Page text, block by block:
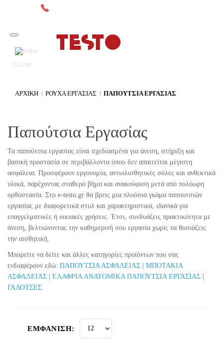
ΚΑΛΑΘΙ
0
ΑΡΧΙΚΉ ΡΟΥΧΑ ΕΡΓΑΣΙΑΣ ΠΑΠΟΎΤΣΙΑ ΕΡΓΑΣΊΑΣ
Παπούτσια Εργασίας
Τα παπούτσια εργασίας είναι σχεδιασμένα για άνεση, στήριξη και
βασική προστασία σε περιβάλλοντα όπου δεν απαιτείται μέγιστη
ασφάλεια. Προσφέρουν εργονομία, αντιολισθητικές σόλες και ανθεκτικά
υλικά, παρέχοντας σταθερό βήμα και ανακούφιση μετά από πολύωρη
ορθοστασία. Στο e-testo.gr θα βρεις μια πλούσια γκάμα παπουτσιών
εργασίας με διαφορετικά στυλ και χαρακτηριστικά, ιδανικά για
επαγγελματικές ή οικιακές χρήσεις. Έτσι, συνδυάζεις πρακτικότητα με
άνεση, βελτιώνοντας την καθημερινή σου εργασία χωρίς να θυσιάζεις
την αισθητική.
Μπορείτε να δείτε και άλλες κατηγορίες προϊόντων που σας
ενδιαφέρουν εδώ: ΠΑΠΟΥΤΣΙΑ ΑΣΦΑΛΕΙΑΣ
ΜΠΟΤΑΚΙΑ
ΑΣΦΑΛΕΙΑΣ
ΕΛΑΦΡΙΑ ΑΝΑΤΟΜΙΚΑ ΠΑΠΟΥΤΣΙΑ ΕΡΓΑΣΙΑΣ
ΓΑΛΟΤΣΕΣ
ΕΜΦΆΝΙΣΗ: